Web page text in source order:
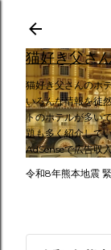
スキッ
猫好き父さ
猫好き父さんのホ
いろんな情報を徒
トのホテルが多い
題も多く紹介して
AdSenseで広告収
令和8年熊本地震